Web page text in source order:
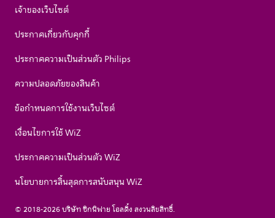
เจ้าของเว็บไซต์
ประกาศเกี่ยวกับคุกกี้
ประกาศความเป็นส่วนตัว Philips
ความปลอดภัยของสินค้า
ข้อกำหนดการใช้งานเว็บไซต์
เงื่อนไขการใช้ WiZ
ประกาศความเป็นส่วนตัว WiZ
นโยบายการสิ้นสุดการสนับสนุน WiZ
© 2018-2026 บริษัท ซิกนิฟาย โฮลดิ้ง สงวนลิขสิทธิ์.